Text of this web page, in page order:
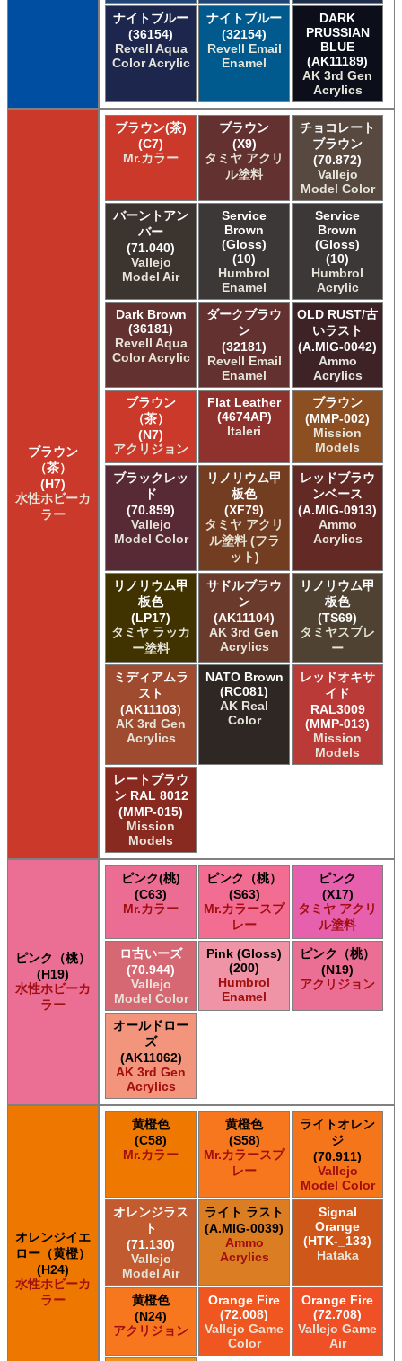
ナイトブルー
(36154)
Revell Aqua
Color Acrylic
ナイトブルー
(32154)
Revell Email
Enamel
DARK
PRUSSIAN
BLUE
(AK11189)
AK 3rd Gen
Acrylics
ブラウン
（茶）
(H7)
水性ホビーカ
ラー
ブラウン(茶)
(C7)
Mr.カラー
ブラウン
(X9)
タミヤ アクリ
ル塗料
チョコレート
ブラウン
(70.872)
Vallejo
Model Color
バーントアン
バー
(71.040)
Vallejo
Model Air
Service
Brown
(Gloss)
(10)
Humbrol
Enamel
Service
Brown
(Gloss)
(10)
Humbrol
Acrylic
Dark Brown
(36181)
Revell Aqua
Color Acrylic
ダークブラウ
ン
(32181)
Revell Email
Enamel
OLD RUST/古
いラスト
(A.MIG-0042)
Ammo
Acrylics
ブラウン
（茶）
(N7)
アクリジョン
Flat Leather
(4674AP)
Italeri
ブラウン
(MMP-002)
Mission
Models
ブラックレッ
ド
(70.859)
Vallejo
Model Color
リノリウム甲
板色
(XF79)
タミヤ アクリ
ル塗料 (フラ
ット)
レッドブラウ
ンベース
(A.MIG-0913)
Ammo
Acrylics
リノリウム甲
板色
(LP17)
タミヤ ラッカ
ー塗料
サドルブラウ
ン
(AK11104)
AK 3rd Gen
Acrylics
リノリウム甲
板色
(TS69)
タミヤスプレ
ー
ミディアムラ
スト
(AK11103)
AK 3rd Gen
Acrylics
NATO Brown
(RC081)
AK Real
Color
レッドオキサ
イド
RAL3009
(MMP-013)
Mission
Models
レートブラウ
ン RAL 8012
(MMP-015)
Mission
Models
ピンク（桃）
(H19)
水性ホビーカ
ラー
ピンク(桃)
(C63)
Mr.カラー
ピンク（桃）
(S63)
Mr.カラースプ
レー
ピンク
(X17)
タミヤ アクリ
ル塗料
ロ古いーズ
(70.944)
Vallejo
Model Color
Pink (Gloss)
(200)
Humbrol
Enamel
ピンク（桃）
(N19)
アクリジョン
オールドロー
ズ
(AK11062)
AK 3rd Gen
Acrylics
オレンジイエ
ロー（黄橙）
(H24)
水性ホビーカ
ラー
黄橙色
(C58)
Mr.カラー
黄橙色
(S58)
Mr.カラースプ
レー
ライトオレン
ジ
(70.911)
Vallejo
Model Color
オレンジラス
ト
(71.130)
Vallejo
Model Air
ライト ラスト
(A.MIG-0039)
Ammo
Acrylics
Signal
Orange
(HTK-_133)
Hataka
黄橙色
(N24)
アクリジョン
Orange Fire
(72.008)
Vallejo Game
Color
Orange Fire
(72.708)
Vallejo Game
Air